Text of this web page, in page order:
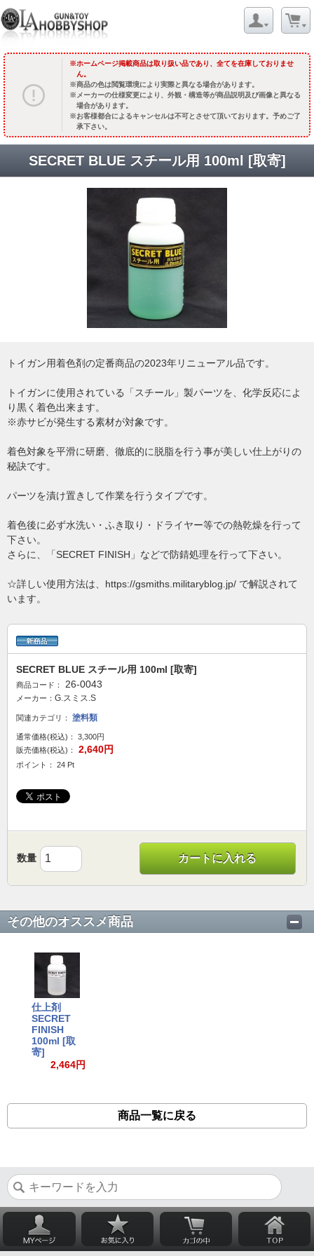
ホームページ掲載商品は取り扱い品であり、全てを在庫しておりませ
ん。
商品の色は閲覧環境により実際と異なる場合があります。
メーカーの仕様変更により、外観・構造等が商品説明及び画像と異なる
場合があります。
お客様都合によるキャンセルは不可とさせて頂いております。予めご了
承下さい。
SECRET BLUE スチール用 100ml [取寄]
トイガン用着色剤の定番商品の2023年リニューアル品です。
トイガンに使用されている「スチール」製パーツを、化学反応によ
り黒く着色出来ます。
※赤サビが発生する素材が対象です。
着色対象を平滑に研磨、徹底的に脱脂を行う事が美しい仕上がりの
秘訣です。
パーツを漬け置きして作業を行うタイプです。
着色後に必ず水洗い・ふき取り・ドライヤー等での熱乾燥を行って
下さい。
さらに、「SECRET FINISH」などで防錆処理を行って下さい。
☆詳しい使用方法は、https://gsmiths.militaryblog.jp/ で解説されて
います。
SECRET BLUE スチール用 100ml [取寄]
商品コード： 26-0043
メーカー： G.スミス.S
関連カテゴリ： 塗料類
通常価格(税込)：
3,300円
販売価格(税込)：
2,640円
ポイント： 24 Pt
数量 カートに入れる
その他のオススメ商品
仕上剤
SECRET
FINISH
100ml [取
寄]
2,464円
商品一覧に戻る